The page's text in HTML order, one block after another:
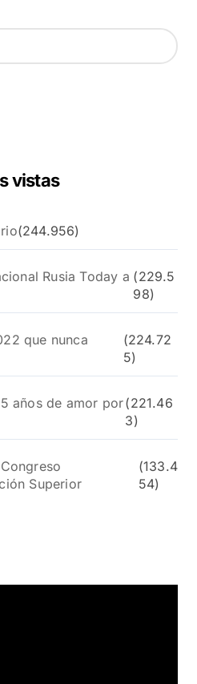
vistas
(244.956)
Rusia Today a (229.5
98)
que nunca
(224.72
5)
años de amor por(221.46
3)
Superior
(133.4
54)